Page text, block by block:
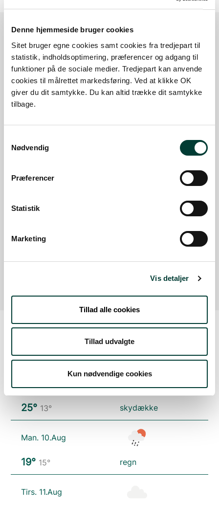
Denne hjemmeside bruger cookies
Sitet bruger egne cookies samt cookies fra tredjepart til
statistik, indholdsoptimering, præferencer og adgang til
funktioner på de sociale medier. Tredjepart kan anvende
cookies til målrettet markedsføring. Ved at klikke OK
giver du dit samtykke. Du kan altid trække dit samtykke
tilbage.
Nødvendig
Præferencer
Statistik
Marketing
Vis detaljer
Tillad alle cookies
Tillad udvalgte
Kun nødvendige cookies
Sådan kommer du dertil
Parkering
Med offentlig transport
Google Maps
Parkering med el-ladestander
Læs mere
25° 13° skydække
Man. 10.Aug
19° 15° regn
Tirs. 11.Aug